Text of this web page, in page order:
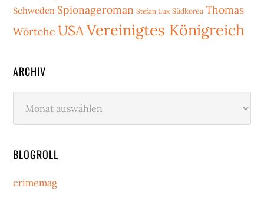
Schweden Spionageroman Stefan Lux Südkorea Thomas
Wörtche USAVereinigtes Königreich
ARCHIV
BLOGROLL
crimemag